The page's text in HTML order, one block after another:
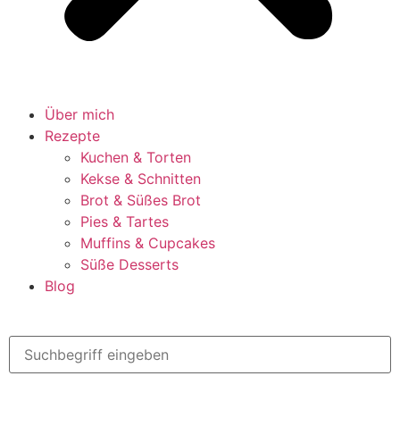
Über mich
Rezepte
Kuchen & Torten
Kekse & Schnitten
Brot & Süßes Brot
Pies & Tartes
Muffins & Cupcakes
Süße Desserts
Blog